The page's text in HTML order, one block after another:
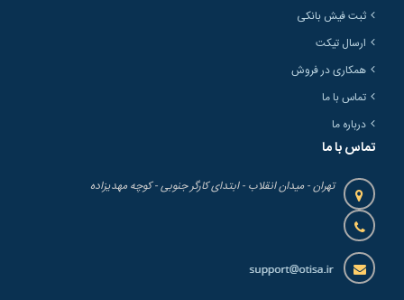
ثبت فیش بانکی
ارسال تیکت
همکاری در فروش
تماس با ما
درباره ما
تماس با ما
تهران - میدان انقلاب - ابتدای کارگر جنوبی - کوچه مهدیزاده